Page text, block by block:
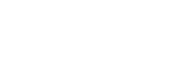
Educación Secundaria en